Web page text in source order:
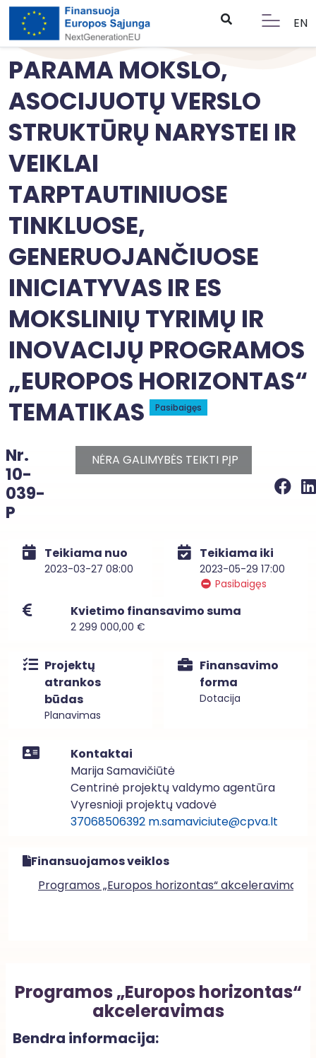
EN
PARAMA MOKSLO,
ASOCIJUOTŲ VERSLO
STRUKTŪRŲ NARYSTEI IR
VEIKLAI
TARPTAUTINIUOSE
TINKLUOSE,
GENERUOJANČIUOSE
INICIATYVAS IR ES
MOKSLINIŲ TYRIMŲ IR
INOVACIJŲ PROGRAMOS
„EUROPOS HORIZONTAS“
TEMATIKAS
Pasibaigęs
Nr.
10-
039-
P
NĖRA GALIMYBĖS TEIKTI PĮP
Teikiama nuo
2023-03-27 08:00
Teikiama iki
2023-05-29 17:00
Pasibaigęs
Kvietimo finansavimo suma
2 299 000,00 €
Projektų
atrankos
būdas
Planavimas
Finansavimo
forma
Dotacija
Kontaktai
Marija Samavičiūtė
Centrinė projektų valdymo agentūra
Vyresnioji projektų vadovė
37068506392 m.samaviciute@cpva.lt
Finansuojamos veiklos
Programos „Europos horizontas“ akceleravimas
Programos „Europos horizontas“
akceleravimas
Bendra informacija: